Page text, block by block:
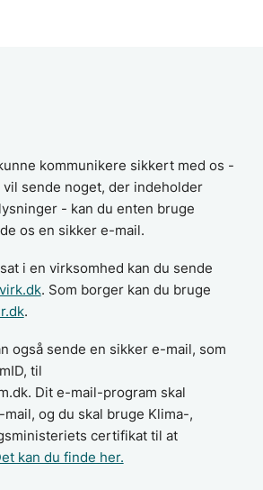
kommunikere sikkert med os -
sende noget, der indeholder
- kan du enten bruge
os en sikker e-mail.
i en virksomhed kan du sende
virk.dk. Som borger kan du bruge
.
også sende en sikker e-mail, som
til
Dit e-mail-program skal
og du skal bruge Klima-,
certifikat til at
kan du finde her.